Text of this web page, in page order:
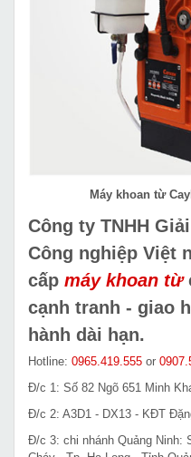
Máy khoan từ
Công ty TNHH
Công nghiệp Việt
cấp máy khoan từ
cạnh tranh - giao
hành dài hạn.
Hotline: 0965.419.555 or
Đ/c 1: Số 82 Ngõ 651 Minh
Đ/c 2: A3D1 - DX13 - KĐT
Đ/c 3: chi nhánh Quảng Ninh: